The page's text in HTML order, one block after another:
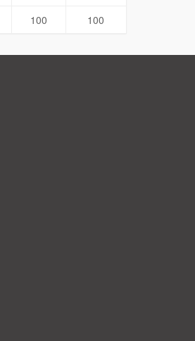
100 100